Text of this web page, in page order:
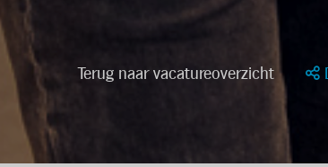
Terug naar vacatureoverzicht